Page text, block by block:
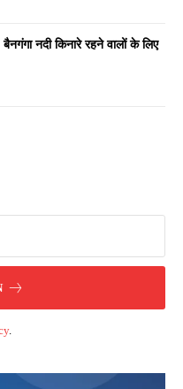
नदी किनारे रहने वालों के लिए
.